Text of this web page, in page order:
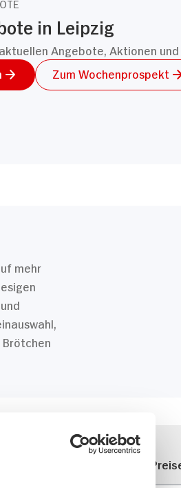
in Leipzig
Angebote, Aktionen und
Zum Wochenprospekt
mehr
05
Discount